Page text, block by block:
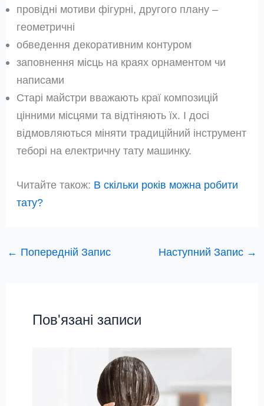
провідні мотиви фігурні, другого плану –
геометричні
обведення декоративним контуром
заповнення місць на краях орнаментом чи
написами
Старі майстри вважають краї композицій
цінними місцями та відтіняють їх. І досі
відмовляються міняти традиційний інструмент
теборі на електричну тату машинку.
Читайте також: В скільки років можна робити
тату?
← Попередній Запис Наступний Запис →
Пов'язані записи